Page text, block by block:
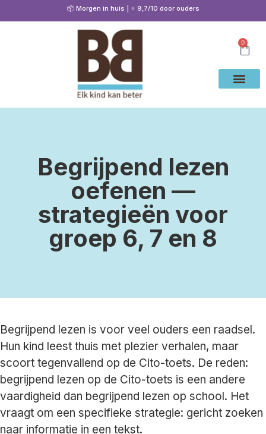
📦 Morgen in huis | ⭐ 9,7/10 door ouders
0
Begrijpend lezen
oefenen —
strategieën voor
groep 6, 7 en 8
Begrijpend lezen is voor veel ouders een raadsel.
Hun kind leest thuis met plezier verhalen, maar
scoort tegenvallend op de Cito-toets. De reden:
begrijpend lezen op de Cito-toets is een andere
vaardigheid dan begrijpend lezen op school. Het
vraagt om een specifieke strategie: gericht zoeken
naar informatie in een tekst.